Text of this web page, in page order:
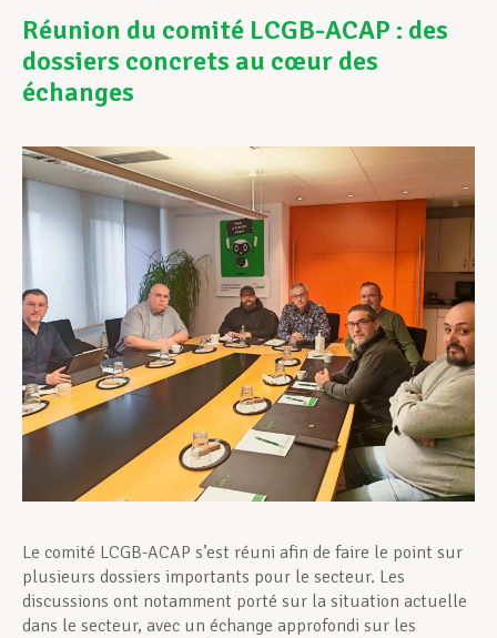
Vos droits
Développement professionnel
Devenir Membre
Actualités
Réunion du comité LCGB-ACAP : des
dossiers concrets au cœur des
échanges
Le comité LCGB-ACAP s’est réuni afin de faire le point sur
plusieurs dossiers importants pour le secteur. Les
discussions ont notamment porté sur la situation actuelle
dans le secteur, avec un échange approfondi sur les